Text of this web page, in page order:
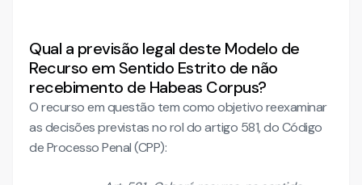
Qual a previsão legal deste Modelo de
Recurso em Sentido Estrito de não
recebimento de Habeas Corpus?
O recurso em questão tem como objetivo reexaminar
as decisões previstas no rol do artigo 581, do Código
de Processo Penal (CPP):